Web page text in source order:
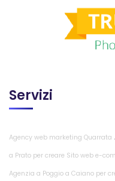
Servizi
Agency web marketing Quarrata
a Prato per creare Sito web e-
Agenzia a Poggio a Caiano per